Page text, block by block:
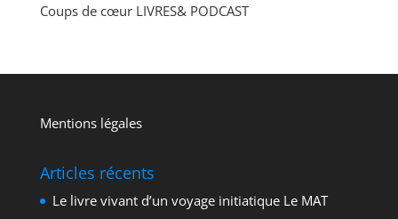
Coups de cœur LIVRES& PODCAST
Mentions légales
Articles récents
Le livre vivant d’un voyage initiatique Le MAT